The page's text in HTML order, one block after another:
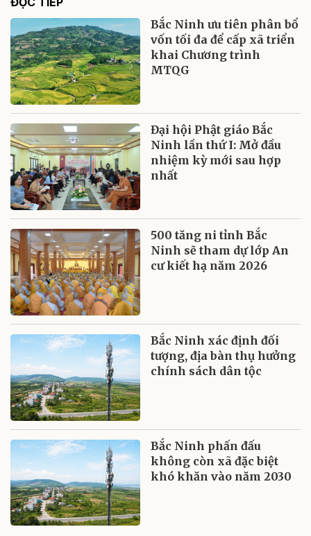
Bắc Ninh ưu tiên phân bổ
vốn tối đa để cấp xã triển
khai Chương trình
MTQG
Đại hội Phật giáo Bắc
Ninh lần thứ I: Mở đầu
nhiệm kỳ mới sau hợp
nhất
500 tăng ni tỉnh Bắc
Ninh sẽ tham dự lớp An
cư kiết hạ năm 2026
Bắc Ninh xác định đối
tượng, địa bàn thụ hưởng
chính sách dân tộc
Bắc Ninh phấn đấu
không còn xã đặc biệt
khó khăn vào năm 2030